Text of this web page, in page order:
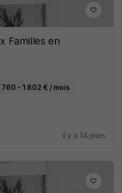
Familles en
760 - 1 802 € / mois
il y a 14 jours